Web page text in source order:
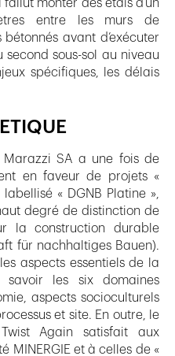
fallut monter des étais d’un
entre les murs de
avant d’exécuter
sous-sol au niveau
spécifiques, les délais
Marazzi SA a une fois de
en faveur de projets «
« DGNB Platine »,
degré de distinction de
la construction durable
für nachhaltiges Bauen).
aspects essentiels de la
les six domaines
aspects socioculturels
et site. En outre, le
Again satisfait aux
MINERGIE et à celles de «